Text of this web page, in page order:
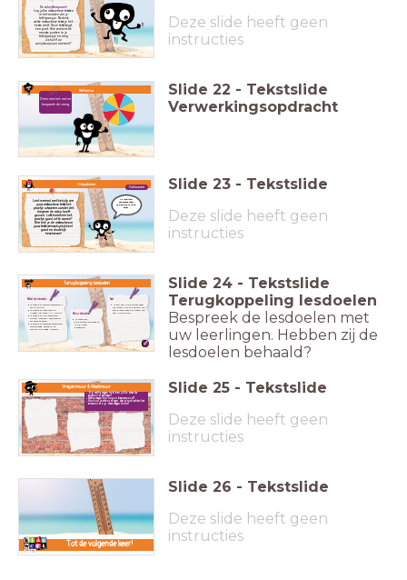
De schrijfkampioen!
Leg jullie instructieve teksten
in het midden van je
tafelgroepje. Bedenk
welke instructieve tekst je het
beste vindt. Deze tekst krijgt
een punt. Wie verdient de
meeste punten in je
tafelgroepje en mag
zichzelf de
schrijfkampioen noemen?
Deze slide heeft geen
instructies
Reflectie
Draai aan het rad en
bespreek de vraag.
Slide 22 - Tekstslide
Verwerkingsopdracht
Uitproberen
Laat iemand met behulp van
jouw instructieve tekst het
proefje uitvoeren zonder dat
diegene de video heeft
gezien. Lukt hem/haar het
proefje goed uit te voeren?
Dan heb je de instructies in
jouw tekst waarschijnlijk heel
goed en duidelijk
beschreven!
Publiceren
Of hang jouw
instructieve tekst
op in de klas of op de
gang!
Slide 23 - Tekstslide
Deze slide heeft geen
instructies
Wereldoriëntatie
Ik weet dat warmte afkomstig is
van bronnen.
Ik weet dat temperatuur
uitgedrukt wordt in Celcius.
Ik weet dat alle materialen
stollen, smelten, verdampen
en condenseren.
Ik weet dat sommige materialen
warmte goed geleiden en
andere juist goed isoleren.
Terugkoppeling lesdoelen
Woordenschat
Ik weet wat
de belangrijke woorden
uit de tekst
betekenen.
Taal
Ik kan een instructieve tekst
schrijven na het bekijken van
een proefje over het maken van
een luchtballon.
Slide 24 - Tekstslide
Terugkoppeling lesdoelen
Bespreek de lesdoelen met
uw leerlingen. Hebben zij de
lesdoelen behaald?
Vragenmuur & Weetmuur
Op welke vragen hebben jullie deze les
antwoord gekregen?
Welke vragen zijn nog onbeantwoord?
Hoe kun je ervoor zorgen dat je toch achter het
antwoord op deze vragen komt?
Slide 25 - Tekstslide
Deze slide heeft geen
instructies
Tot de volgende keer!
Slide 26 - Tekstslide
Deze slide heeft geen
instructies